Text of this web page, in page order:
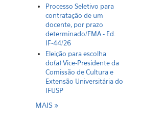
Processo Seletivo para
contratação de um
docente, por prazo
determinado/FMA - Ed.
IF-44/26
Eleição para escolha
do(a) Vice-Presidente da
Comissão de Cultura e
Extensão Universitária do
IFUSP
MAIS